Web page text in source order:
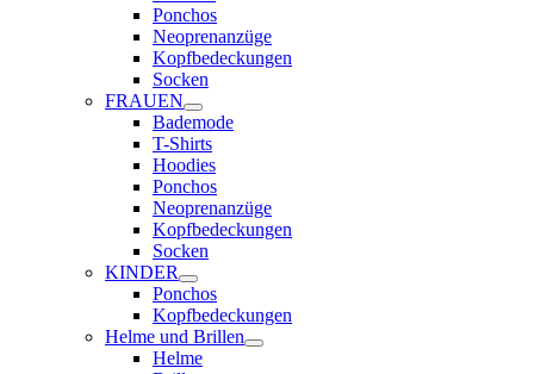
Ponchos
Neoprenanzüge
Kopfbedeckungen
Socken
FRAUEN
Bademode
T-Shirts
Hoodies
Ponchos
Neoprenanzüge
Kopfbedeckungen
Socken
KINDER
Ponchos
Kopfbedeckungen
Helme und Brillen
Helme